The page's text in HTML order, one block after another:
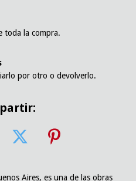
toda la compra.
por otro o devolverlo.
Aires, es una de las obras